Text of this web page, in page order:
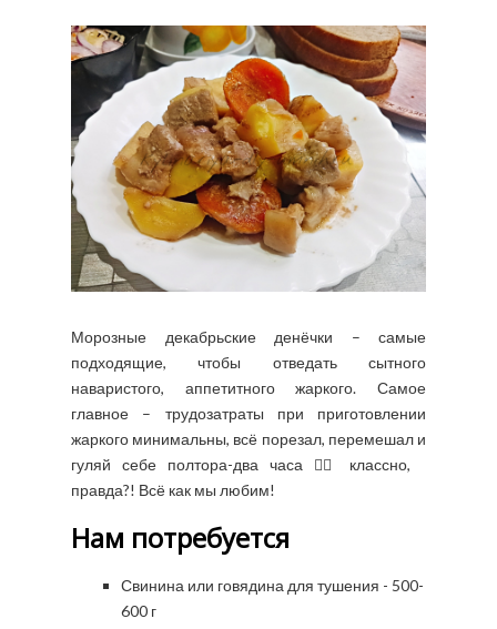
Морозные декабрьские денёчки – самые
подходящие, чтобы отведать сытного
наваристого, аппетитного жаркого. Самое
главное – трудозатраты при приготовлении
жаркого минимальны, всё порезал, перемешал и
гуляй себе полтора-два часа 🚶‍♀️ классно,
правда?! Всё как мы любим!
Нам потребуется
Свинина или говядина для тушения - 500-
600 г